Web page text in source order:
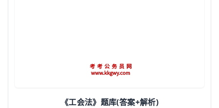
《工会法》题库(答案+解析)